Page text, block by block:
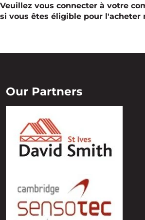
Veuillez vous connecter à votre
si vous êtes éligible pour l'acheter
Our Partners